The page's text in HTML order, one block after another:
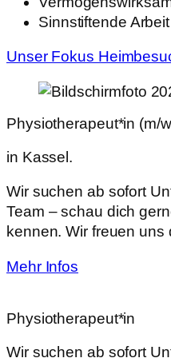
Sinnstiftende Arbeit
Unser Fokus
Physiotherapeut*in (m/
in Kassel.
Wir suchen ab sofort
Team – schau dich
kennen. Wir freuen
Mehr Infos
Physiotherapeut*in
Wir suchen ab sofort